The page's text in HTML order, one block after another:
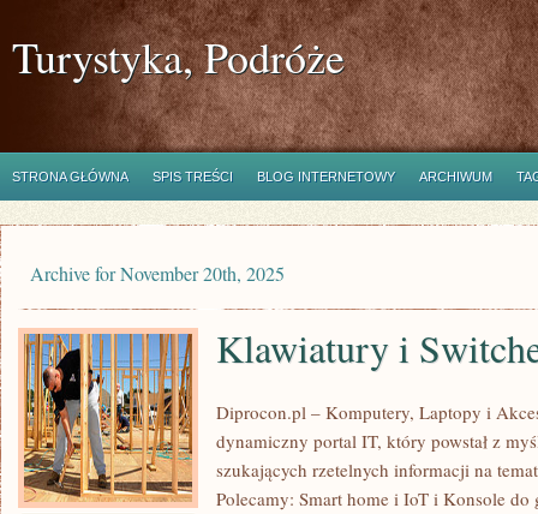
Turystyka, Podróże
STRONA GŁÓWNA SPIS TREŚCI BLOG INTERNETOWY ARCHIWUM
Archive for November 20th, 2025
Klawiatury i
Diprocon.pl – Komputery, Laptopy i
dynamiczny portal IT, który powstał z
szukających rzetelnych informacji na
Polecamy: Smart home i IoT i Konsole